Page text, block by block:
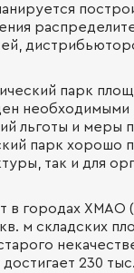
парк
льготы и меры
парк хорошо
так и для
в городах ХМАО
м складских
230